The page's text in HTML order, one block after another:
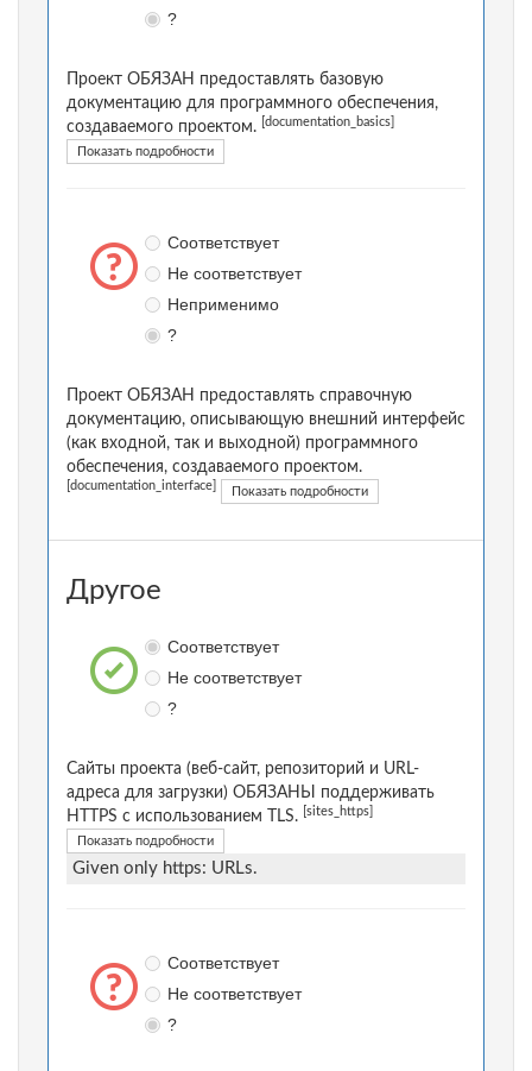
?
Проект ОБЯЗАН предоставлять базовую
документацию для программного обеспечения,
создаваемого проектом.
[documentation_basics]
Показать подробности
Соответствует
Не соответствует
Неприменимо
?
Проект ОБЯЗАН предоставлять справочную
документацию, описывающую внешний интерфейс
(как входной, так и выходной) программного
обеспечения, создаваемого проектом.
[documentation_interface] Показать подробности
Другое
Соответствует
Не соответствует
?
Сайты проекта (веб-сайт, репозиторий и URL-
адреса для загрузки) ОБЯЗАНЫ поддерживать
HTTPS с использованием TLS.
[sites_https]
Показать подробности
Given only https: URLs.
Соответствует
Не соответствует
?